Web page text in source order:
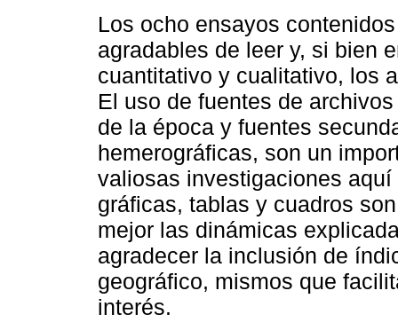
Los ocho ensayos
agradables de leer y, si bien
cuantitativo y cualitativo, los
El uso de fuentes de
de la época y fuentes
hemerográficas, son un
valiosas investigaciones
gráficas, tablas y cuadros
mejor las dinámicas
agradecer la inclusión de
geográfico, mismos que
interés.